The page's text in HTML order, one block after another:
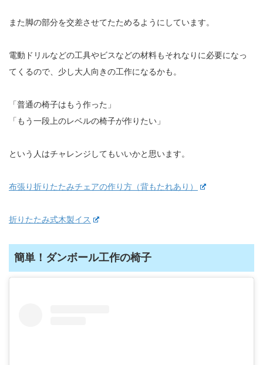
また脚の部分を交差させてたためるようにしています。
電動ドリルなどの工具やビスなどの材料もそれなりに必要になっ
てくるので、少し大人向きの工作になるかも。
「普通の椅子はもう作った」
「もう一段上のレベルの椅子が作りたい」
という人はチャレンジしてもいいかと思います。
布張り折りたたみチェアの作り方（背もたれあり）
折りたたみ式木製イス
簡単！ダンボール工作の椅子